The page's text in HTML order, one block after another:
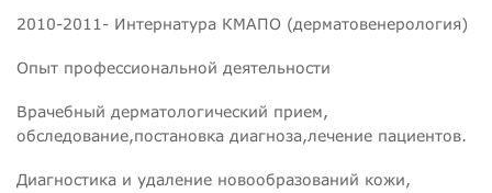
2010-2011- Интернатура КМАПО (дерматовенерология)
Опыт профессиональной деятельности
Врачебный дерматологический прием,
обследование,постановка диагноза,лечение пациентов.
Диагностика и удаление новообразований кожи,